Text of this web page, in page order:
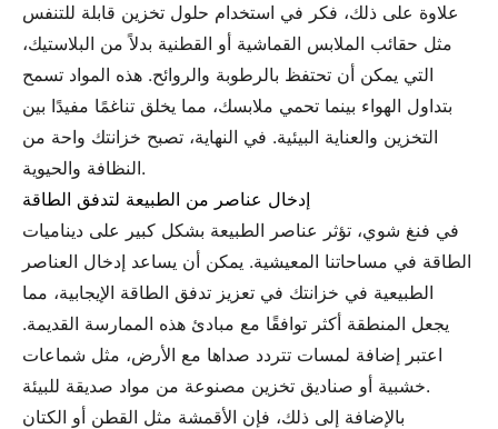
علاوة على ذلك، فكر في استخدام حلول تخزين قابلة للتنفس
مثل حقائب الملابس القماشية أو القطنية بدلاً من البلاستيك،
التي يمكن أن تحتفظ بالرطوبة والروائح. هذه المواد تسمح
بتداول الهواء بينما تحمي ملابسك، مما يخلق تناغمًا مفيدًا بين
التخزين والعناية البيئية. في النهاية، تصبح خزانتك واحة من
النظافة والحيوية.
إدخال عناصر من الطبيعة لتدفق الطاقة
في فنغ شوي، تؤثر عناصر الطبيعة بشكل كبير على ديناميات
الطاقة في مساحاتنا المعيشية. يمكن أن يساعد إدخال العناصر
الطبيعية في خزانتك في تعزيز تدفق الطاقة الإيجابية، مما
يجعل المنطقة أكثر توافقًا مع مبادئ هذه الممارسة القديمة.
اعتبر إضافة لمسات تتردد صداها مع الأرض، مثل شماعات
خشبية أو صناديق تخزين مصنوعة من مواد صديقة للبيئة.
بالإضافة إلى ذلك، فإن الأقمشة مثل القطن أو الكتان